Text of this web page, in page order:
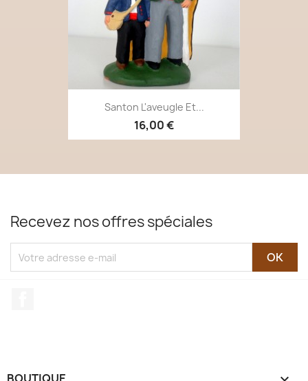
Santon L'aveugle Et...
16,00 €
Recevez nos offres spéciales